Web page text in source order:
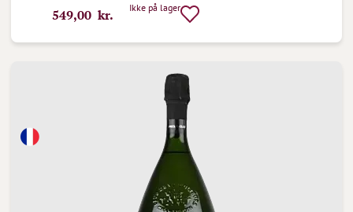
549,00 kr. Ikke på lager